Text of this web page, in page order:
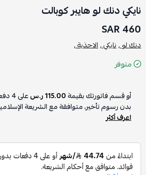
نايكي دنك لو هايبر كوبالت
460 SAR
دنك لو ,نايكي ,الاحذية ,
متوفر
أو قسم فاتورتك بقيمة115.00 ر.س على4
بدون رسوم تأخير، متوافقة مع الشريعة
اعرف أكثر